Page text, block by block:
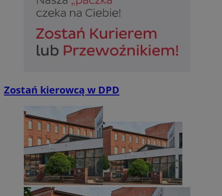
Zostań kierowcą w DPD